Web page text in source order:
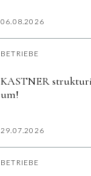
06.08.2026
BETRIEBE
KASTNER
um!
29.07.2026
BETRIEBE